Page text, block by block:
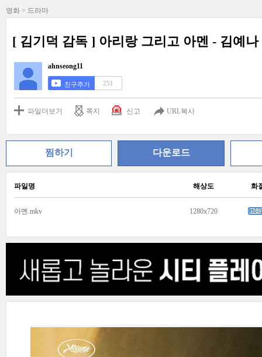
영화 > 드라마
[ 김기덕 감독 ] 아리랑 그리고 아멘 - 김예나
ahnseong11
친구추가 251
파일더보기 쪽지 신고 URL복사
찜하기 다운로드
파일명 해상도 화
아멘.mkv 1280x720